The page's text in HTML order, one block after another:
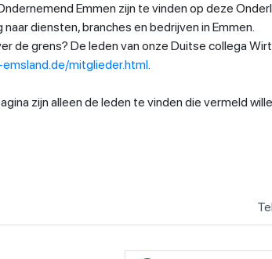
Emmen zijn te vinden op deze
diensten, branches en bedrijven in Emmen.
de grens? De leden van onze Duitse collega
mitglieder.html.
zijn alleen de leden te vinden die vermeld